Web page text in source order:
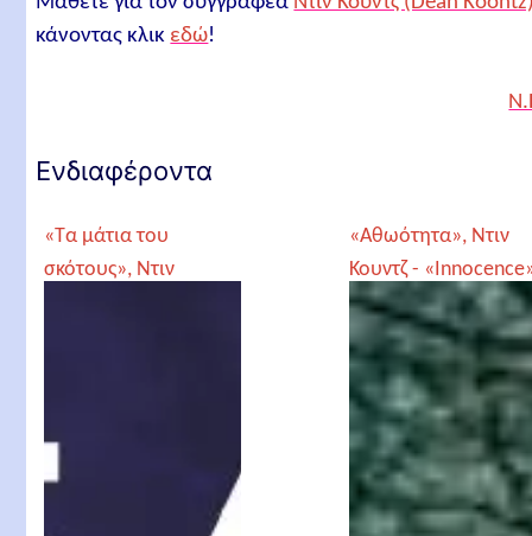
κάνοντας κλικ εδώ!
Ενδιαφέροντα
«Τα μάτια του
σκότους», Ντιν
«Αθωότητα», Ντιν
Κουντζ -
Dean Koontz